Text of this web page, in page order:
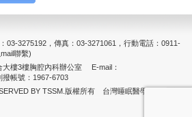
03-3275192，傳真：03-3271061，行動電話：0911-
聯繫)
大樓3樓胸腔內科辦公室 E-mail：
帳號：1967-6703
BY TSSM.版權所有 台灣睡眠醫學學會